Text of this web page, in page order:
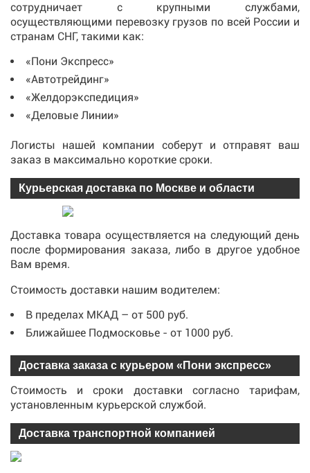
сотрудничает с крупными службами,
осуществляющими перевозку грузов по всей России и
странам СНГ, такими как:
«Пони Экспресс»
«Автотрейдинг»
«Желдорэкспедиция»
«Деловые Линии»
Логисты нашей компании соберут и отправят ваш
заказ в максимально короткие сроки.
Курьерская доставка по Москве и области
Доставка товара осуществляется на следующий день
после формирования заказа, либо в другое удобное
Вам время.
Стоимость доставки нашим водителем:
В пределах МКАД – от 500 руб.
Ближайшее Подмосковье - от 1000 руб.
Доставка заказа с курьером «Пони экспресс»
Стоимость и сроки доставки согласно тарифам,
установленным курьерской службой.
Доставка транспортной компанией